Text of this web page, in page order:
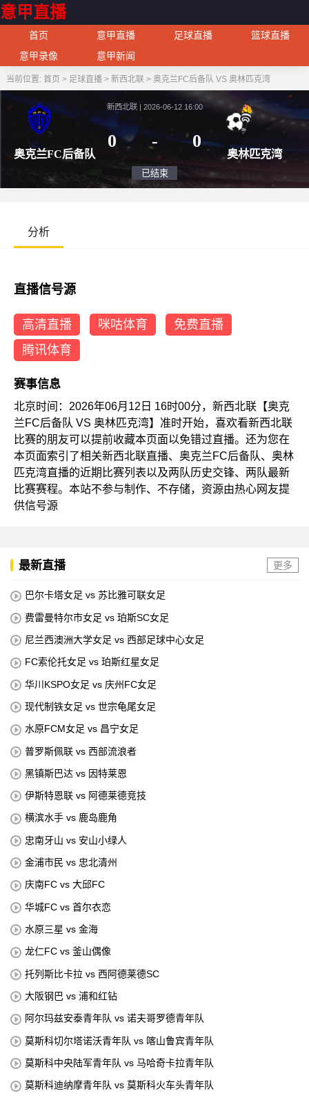
意甲直播
首页 意甲直播 足球直播
篮球直播
意甲录像
意甲新闻
当前位置: 首页 > 足球直播> 新西北联> 奥克兰FC后备队 VS 奥林匹克湾
奥克兰FC后备队
新西北联 | 2026-06-12 16:00
0
奥林
分析
直播信号源
高清直播 咪咕体育
免费直播
腾讯体育
赛事信息
北京时间：2026年06月12日 16时00分，新西北联【奥克
兰FC后备队 VS 奥林匹克湾】准时开始，喜欢看新西北联
比赛的朋友可以提前收藏本页面以免错过直播。还为您在
本页面索引了相关新西北联直播、奥克兰FC后备队、奥林
匹克湾直播的近期比赛列表以及两队历史交锋、两队最新
比赛赛程。本站不参与制作、不存储，资源由热心网友提
供信号源
最新直播 更多
巴尔卡塔女足 vs 苏比雅可联女足
费雷曼特尔市女足 vs 珀斯SC女足
尼兰西澳洲大学女足 vs 西部足球中心女足
FC索伦托女足 vs 珀斯红星女足
华川KSPO女足 vs 庆州FC女足
现代制铁女足 vs 世宗龟尾女足
水原FCM女足 vs 昌宁女足
普罗斯佩联 vs 西部流浪者
黑镇斯巴达 vs 因特莱恩
伊斯特恩联 vs 阿德莱德竞技
横滨水手 vs 鹿岛鹿角
忠南牙山 vs 安山小绿人
金浦市民 vs 忠北清州
庆南FC vs 大邱FC
华城FC vs 首尔衣恋
水原三星 vs 金海
龙仁FC vs 釜山偶像
托列斯比卡拉 vs 西阿德莱德SC
大阪钢巴 vs 浦和红钻
阿尔玛兹安泰青年队 vs 诺夫哥罗德青年队
莫斯科切尔塔诺沃青年队 vs 喀山鲁宾青年队
莫斯科中央陆军青年队 vs 马哈奇卡拉青年队
莫斯科迪纳摩青年队 vs 莫斯科火车头青年队